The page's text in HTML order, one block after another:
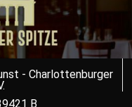
- Charlottenburger
B